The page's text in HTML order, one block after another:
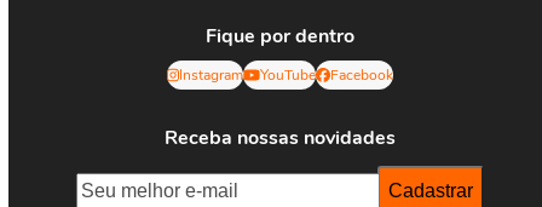
Fique por dentro
Instagram YouTube Facebook
Receba nossas novidades